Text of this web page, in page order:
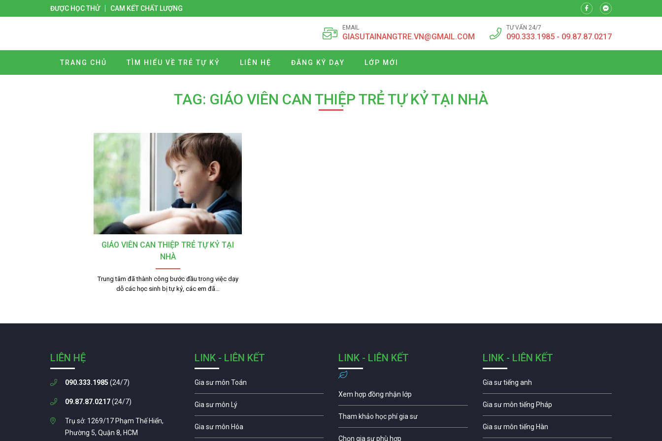
ĐƯỢC HỌC THỬ CAM KẾT CHẤT LƯỢNG
EMAIL
GIASUTAINANGTRE.VN@GMAIL.COM
TƯ VẤN 24/7
090.333.1985 - 09.87.87.0217
TRANG CHỦ TÌM HIỂU VỀ TRẺ TỰ KỶ LIÊN HỆ ĐĂNG KÝ DẠY LỚP MỚI
TAG: GIÁO VIÊN CAN THIỆP TRẺ TỰ KỶ TẠI NHÀ
GIÁO VIÊN CAN THIỆP TRẺ TỰ KỶ TẠI
NHÀ
Trung tâm đã thành công bước đầu trong việc dạy
dỗ các học sinh bị tự kỷ, các em đã…
LIÊN HỆ
090.333.1985 (24/7)
09.87.87.0217(24/7)
Trụ sở: 1269/17 Phạm Thế Hiển,
Phường 5, Quận 8, HCM
LINK - LIÊN KẾT
Gia sư môn Toán
Gia sư môn Lý
Gia sư môn Hóa
LINK - LIÊN KẾT
Xem hợp đồng nhận lớp
Tham khảo học phí gia sư
Chọn gia sư phù hợp
LINK - LIÊN KẾT
Gia sư tiếng anh
Gia sư môn tiếng Pháp
Gia sư môn tiếng Hàn